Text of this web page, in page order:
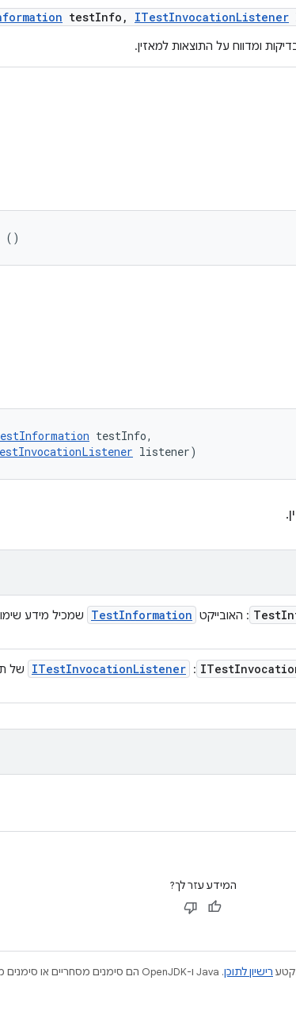
testInfo , ITestInvocationListener
ומדווח על התוצאות למאזין.
()
testInfo,
listener)
Test : האובייקט TestInformation שמכיל מידע
ITest
:
ITestInvocationListener של
המידע עזר לך?
רישיון לתוכן